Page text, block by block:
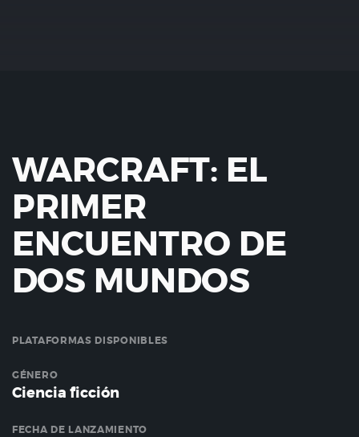
WARCRAFT: EL
PRIMER
ENCUENTRO DE
DOS MUNDOS
PLATAFORMAS DISPONIBLES
GÉNERO
Ciencia ficción
FECHA DE LANZAMIENTO